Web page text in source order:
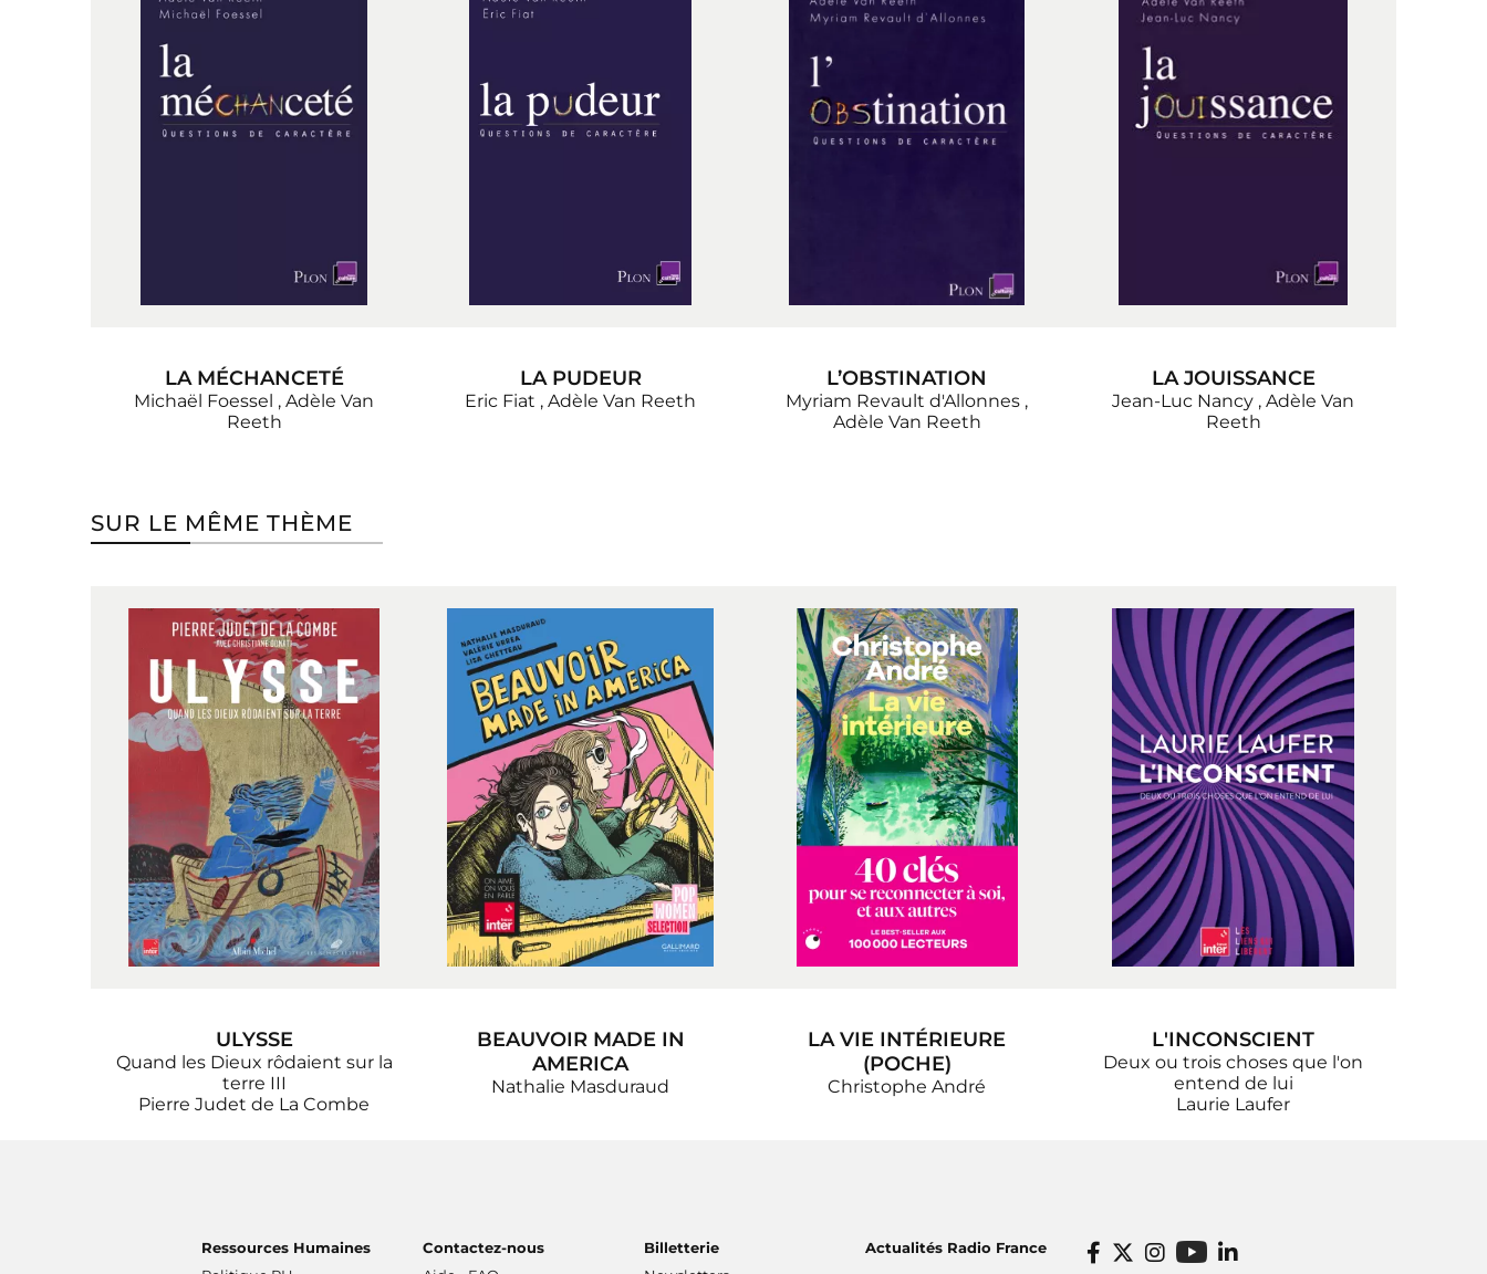
LA MÉCHANCETÉ
Michaël Foessel , Adèle Van
Reeth
LA PUDEUR
Eric Fiat , Adèle Van Reeth
L’OBSTINATION
Myriam Revault d'Allonnes ,
Adèle Van Reeth
LA JOUISSANCE
Jean-Luc Nancy , Adèle Van
Reeth
SUR LE MÊME THÈME
ULYSSE
Quand les Dieux rôdaient sur la
terre III
Pierre Judet de La Combe
BEAUVOIR MADE IN
AMERICA
Nathalie Masduraud
LA VIE INTÉRIEURE
(POCHE)
Christophe André
L'INCONSCIENT
Deux ou trois choses que l'on
entend de lui
Laurie Laufer
Ressources Humaines
Contactez-nous
Billetterie
Actualités Radio France